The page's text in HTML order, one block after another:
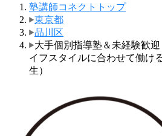
塾講師コネクトトップ
東京都
品川区
大手個別指導塾＆未経験歓
イフスタイルに合わせて働け
生）